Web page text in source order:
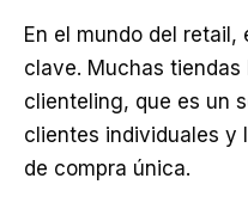
En el mundo del
clave. Muchas
clienteling, que es un
clientes individuales y
de compra única.